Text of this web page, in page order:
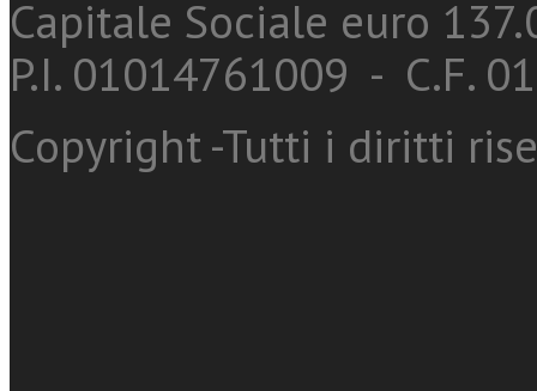
Capitale Sociale euro
P.I. 01014761009 - C.F.
Copyright -Tutti i diritti